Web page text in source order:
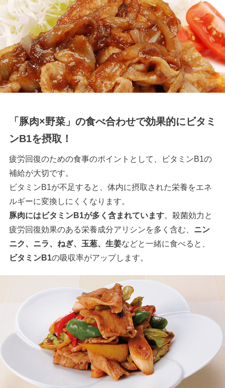
「豚肉×野菜」の食べ合わせで効果的にビタミ
ンB1を摂取！
疲労回復のための食事のポイントとして、ビタミンB1の
補給が大切です。
ビタミンB1が不足すると、体内に摂取された栄養をエネ
ルギーに変換しにくくなります。
豚肉にはビタミンB1が多く含まれています。殺菌効力と
疲労回復効果のある栄養成分アリシンを多く含む、 ニン
ニク、ニラ、ねぎ、玉葱、生姜などと一緒に食べると、
ビタミンB1の吸収率がアップします。